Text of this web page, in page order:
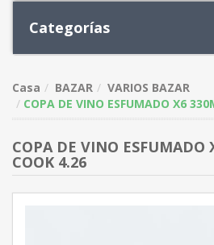
Categorías
Casa BAZAR
VARIOS BAZAR
COPA DE VINO ESFUMADO X6
COPA DE VINO ESFUMADO
COOK 4.26